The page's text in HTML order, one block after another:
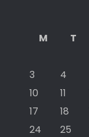
M
T
3
4
10
11
17
18
24
25